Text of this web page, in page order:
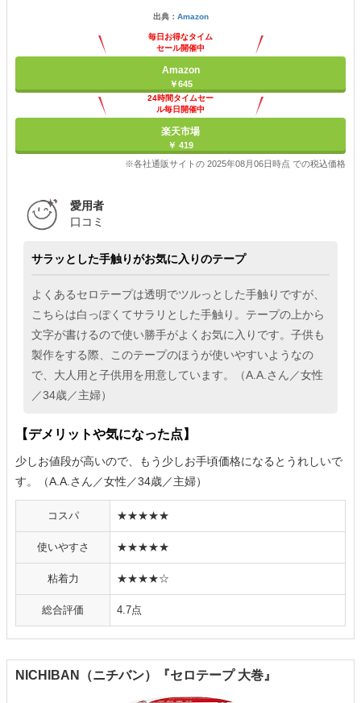
出典： Amazon
毎日お得なタイム
セール開催中
Amazon
￥645
24時間タイムセー
ル毎日開催中
楽天市場
￥ 419
※各社通販サイトの 2025年08月06日時点 での税込価格
愛用者
口コミ
サラッとした手触りがお気に入りのテープ
よくあるセロテープは透明でツルっとした手触りですが、
こちらは白っぽくてサラリとした手触り。テープの上から
文字が書けるので使い勝手がよくお気に入りです。子供も
製作をする際、このテープのほうが使いやすいようなの
で、大人用と子供用を用意しています。（A.A.さん／女性
／34歳／主婦）
【デメリットや気になった点】
少しお値段が高いので、もう少しお手頃価格になるとうれしいで
す。（A.A.さん／女性／34歳／主婦）
コスパ ★★★★★
使いやすさ ★★★★★
粘着力 ★★★★☆
総合評価 4.7点
NICHIBAN（ニチバン）『セロテープ 大巻』